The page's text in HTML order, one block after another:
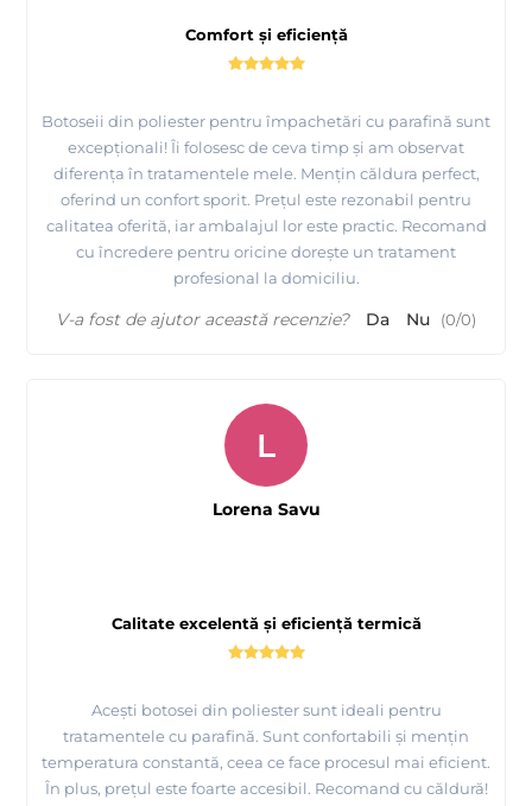
Comfort și eficiență
Botoseii din poliester pentru împachetări cu parafină sunt
excepționali! Îi folosesc de ceva timp și am observat
diferența în tratamentele mele. Mențin căldura perfect,
oferind un confort sporit. Prețul este rezonabil pentru
calitatea oferită, iar ambalajul lor este practic. Recomand
cu încredere pentru oricine dorește un tratament
profesional la domiciliu.
V-a fost de ajutor această recenzie? Da Nu (0/0)
Calitate excelentă și eficiență termică
Acești botosei din poliester sunt ideali pentru
tratamentele cu parafină. Sunt confortabili și mențin
temperatura constantă, ceea ce face procesul mai eficient.
În plus, prețul este foarte accesibil. Recomand cu căldură!
L
Lorena Savu